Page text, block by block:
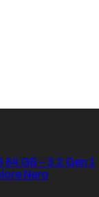
GB – 3.2 Gen 1
Nero